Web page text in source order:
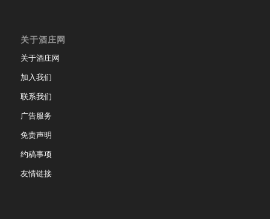
关于酒庄网
关于酒庄网
加入我们
联系我们
广告服务
免责声明
约稿事项
友情链接